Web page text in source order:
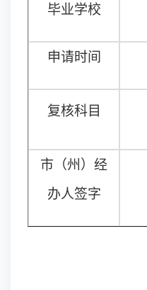
毕业学校
申请时间
复核科目
市（州）经
办人签字